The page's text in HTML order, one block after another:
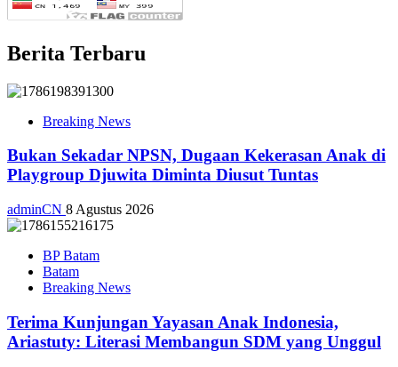
Berita Terbaru
Breaking News
Bukan Sekadar NPSN, Dugaan Kekerasan Anak di
Playgroup Djuwita Diminta Diusut Tuntas
adminCN 8 Agustus 2026
BP Batam
Batam
Breaking News
Terima Kunjungan Yayasan Anak Indonesia,
Ariastuty: Literasi Membangun SDM yang Unggul